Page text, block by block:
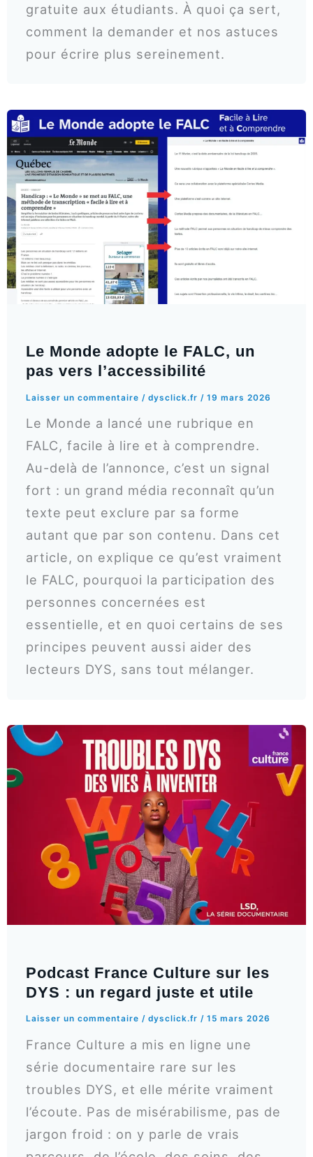
gratuite aux étudiants. À quoi ça sert,
comment la demander et nos astuces
pour écrire plus sereinement.
Le Monde adopte le FALC, un
pas vers l’accessibilité
Laisser un commentaire /dysclick.fr /19 mars 2026
Le Monde a lancé une rubrique en
FALC, facile à lire et à comprendre.
Au-delà de l’annonce, c’est un signal
fort : un grand média reconnaît qu’un
texte peut exclure par sa forme
autant que par son contenu. Dans cet
article, on explique ce qu’est vraiment
le FALC, pourquoi la participation des
personnes concernées est
essentielle, et en quoi certains de ses
principes peuvent aussi aider des
lecteurs DYS, sans tout mélanger.
Podcast France Culture sur les
DYS : un regard juste et utile
Laisser un commentaire /dysclick.fr/15 mars 2026
France Culture a mis en ligne une
série documentaire rare sur les
troubles DYS, et elle mérite vraiment
l’écoute. Pas de misérabilisme, pas de
jargon froid : on y parle de vrais